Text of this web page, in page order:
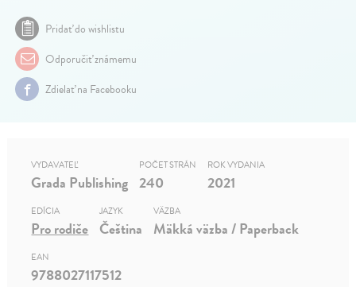
Pridať do wishlistu
Odporučiť známemu
Zdielať na Facebooku
VYDAVATEĽ
Grada Publishing
POČET STRÁN
240
ROK VYDANIA
2021
EDÍCIA
Pro rodiče
JAZYK
Čeština
VÄZBA
Mäkká väzba / Paperback
EAN
9788027117512